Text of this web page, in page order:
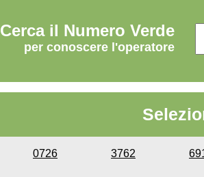
Cerca il Numero Verde
per conoscere l'operatore
0726 3762